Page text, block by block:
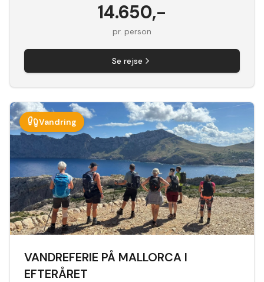
14.650,-
pr. person
Se rejse
Vandring
VANDREFERIE PÅ MALLORCA I
EFTERÅRET